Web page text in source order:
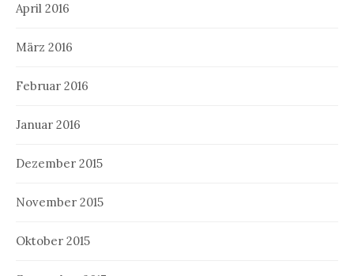
April 2016
März 2016
Februar 2016
Januar 2016
Dezember 2015
November 2015
Oktober 2015